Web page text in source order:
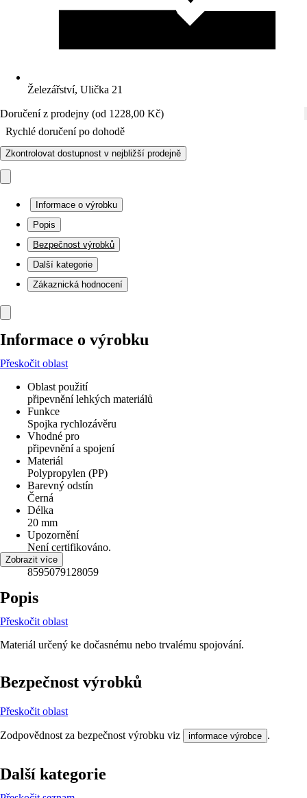
Železářství, Ulička 21
Doručení z prodejny (od 1228,00 Kč)
Rychlé doručení po dohodě
Zkontrolovat dostupnost v nejbližší prodejně
Informace o výrobku
Popis
Bezpečnost výrobků
Další kategorie
Zákaznická hodnocení
Informace o výrobku
Přeskočit oblast
Oblast použití
připevnění lehkých materiálů
Funkce
Spojka rychlozávěru
Vhodné pro
připevnění a spojení
Materiál
Polypropylen (PP)
Barevný odstín
Černá
Délka
20 mm
Upozornění
Není certifikováno.
EAN
8595079128059
Zobrazit více
Popis
Přeskočit oblast
Materiál určený ke dočasnému nebo trvalému spojování.
Bezpečnost výrobků
Přeskočit oblast
Zodpovědnost za bezpečnost výrobku viz informace výrobce .
Další kategorie